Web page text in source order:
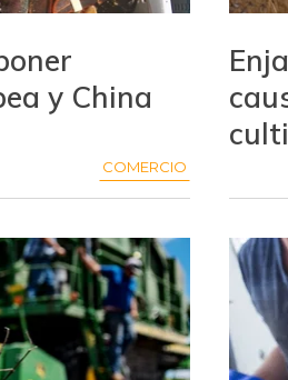
y China
COMERCIO